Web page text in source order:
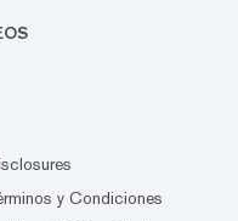
y Condiciones